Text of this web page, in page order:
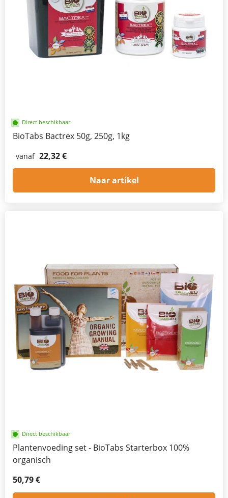
Direct beschikbaar
BioTabs Bactrex 50g, 250g, 1kg
vanaf 22,32 €
Naar artikel
Direct beschikbaar
Plantenvoeding set - BioTabs Starterbox 100%
organisch
50,79 €